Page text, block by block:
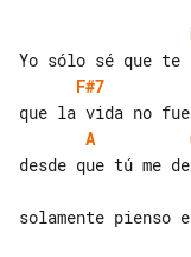
F#7
A
solamente pienso